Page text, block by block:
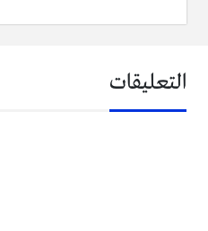
التعليقات